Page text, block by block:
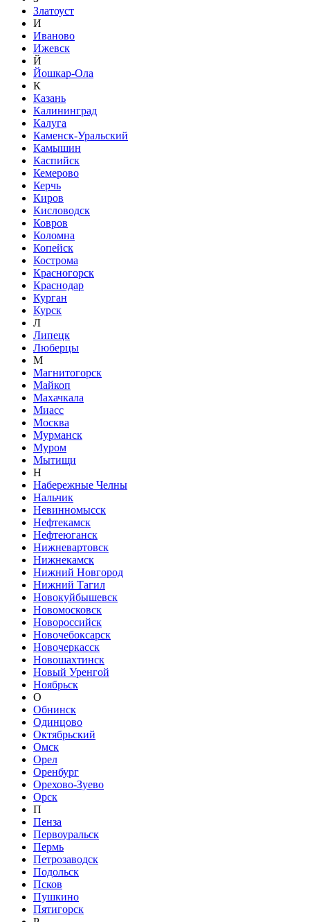
Златоуст
И
Иваново
Ижевск
Й
Йошкар-Ола
К
Казань
Калининград
Калуга
Каменск-Уральский
Камышин
Каспийск
Кемерово
Керчь
Киров
Кисловодск
Ковров
Коломна
Копейск
Кострома
Красногорск
Краснодар
Курган
Курск
Л
Липецк
Люберцы
М
Магнитогорск
Майкоп
Махачкала
Миасс
Москва
Мурманск
Муром
Мытищи
Н
Набережные Челны
Нальчик
Невинномысск
Нефтекамск
Нефтеюганск
Нижневартовск
Нижнекамск
Нижний Новгород
Нижний Тагил
Новокуйбышевск
Новомосковск
Новороссийск
Новочебоксарск
Новочеркасск
Новошахтинск
Новый Уренгой
Ноябрьск
О
Обнинск
Одинцово
Октябрьский
Омск
Орел
Оренбург
Орехово-Зуево
Орск
П
Пенза
Первоуральск
Пермь
Петрозаводск
Подольск
Псков
Пушкино
Пятигорск